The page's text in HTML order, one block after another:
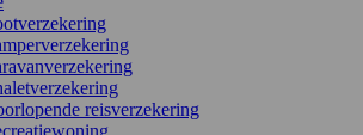
reisverzekering